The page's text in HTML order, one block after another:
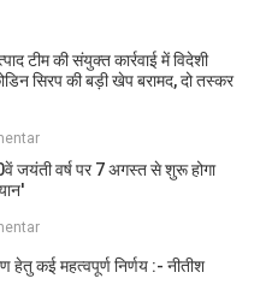
टीम की संयुक्त कार्रवाई में विदेशी
सिरप की बड़ी खेप बरामद, दो तस्कर
जयंती वर्ष पर 7 अगस्त से शुरू होगा
हेतु कई महत्वपूर्ण निर्णय :- नीतीश